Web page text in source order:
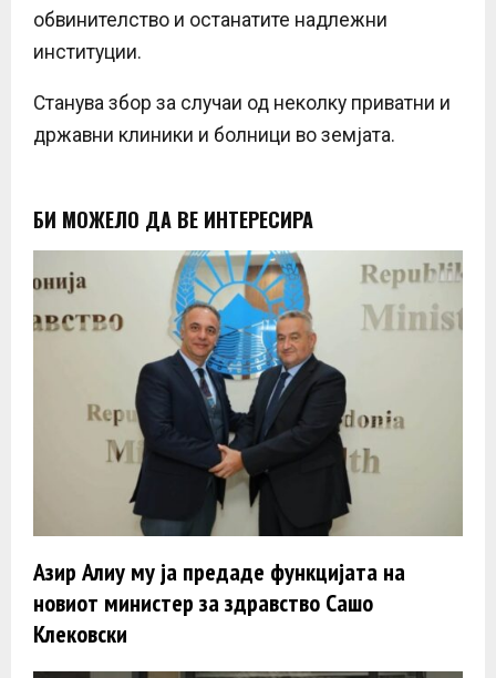
обвинителство и останатите надлежни
институции.
Станува збор за случаи од неколку приватни и
државни клиники и болници во земјата.
БИ МОЖЕЛО ДА ВЕ ИНТЕРЕСИРА
Азир Алиу му ја предаде функцијата на
новиот министер за здравство Сашо
Клековски